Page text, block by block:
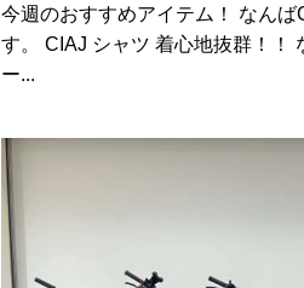
今週のおすすめアイテム！ なん
す。 CIAJ シャツ 着心地抜群！！
ー...